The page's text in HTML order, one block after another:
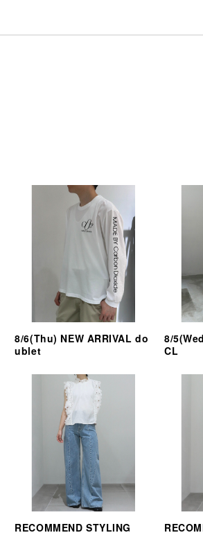
8/6(Thu) NEW ARRIVAL do
ublet
8/
CL
RECOMMEND STYLING